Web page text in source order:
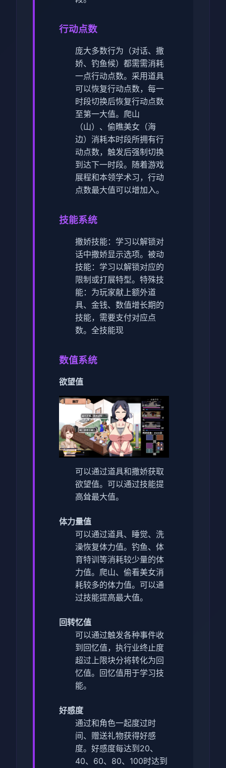
行动点数
庞大多数行为（对话、撒
娇、钓鱼候）都需需消耗
一点行动点数。 采用道具
可以恢复行动点数，每一
时段切换后恢复行动点数
至第一大值。 爬山
（山）、偷瞧美女（海
边）消耗本时段所拥有行
动点数，触发后强制切换
到达下一时段。 随着游戏
展程和本领学术习，行动
点数最大值可以增加入。
技能系统
撒娇技能：学习以解锁对
话中撒娇显示选项。 被动
技能：学习以解锁对应的
限制或打展特型。 特殊技
能：为玩家献上额外道
具、金钱、数值增长期的
技能，需要支付对应点
数。 全技能现
数值系统
欲望值
可以通过道具和撒娇获取
欲望值。 可以通过技能提
高耸最大值。
体力量值
可以通过道具、睡觉、洗
澡恢复体力值。 钓鱼、体
育特训等消耗较少量的体
力值。 爬山、偷看美女消
耗较多的体力值。 可以通
过技能提高最大值。
回转忆值
可以通过触发各种事件收
到回忆值，执行业终止度
超过上限块分将转化为回
忆值。 回忆值用于学习技
能。
好感度
通过和角色一起度过时
间、赠送礼物获得好感
度。 好感度每达到20、
40、60、80、100时达到